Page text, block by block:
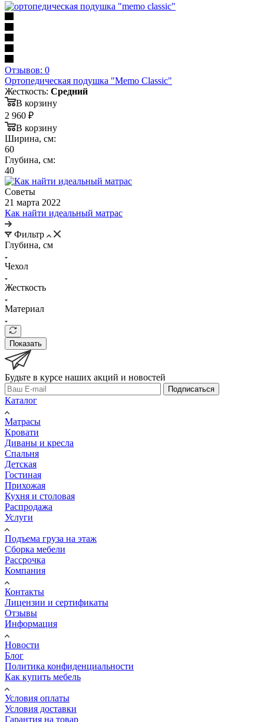
Отзывов: 0
Ортопедическая подушка "Memo Classic"
Жесткость: Средний
В корзину
2 960 ₽
В корзину
Ширина, см:
60
Глубина, см:
40
Советы
21 марта 2022
Как найти идеальный матрас
Фильтр
Глубина, см
Чехол
Жесткость
Материал
Показать
Будьте в курсе наших акций и новостей
Подписаться
Каталог
Матрасы
Кровати
Диваны и кресла
Спальня
Детская
Гостиная
Прихожая
Кухня и столовая
Распродажа
Услуги
Подъема груза на этаж
Сборка мебели
Рассрочка
Компания
Контакты
Лицензии и сертификаты
Отзывы
Информация
Новости
Блог
Политика конфиденциальности
Как купить мебель
Условия оплаты
Условия доставки
Гарантия на товар